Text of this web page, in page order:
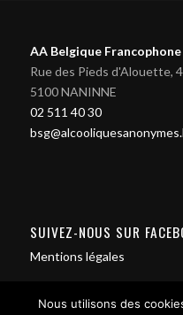
AA Belgique Francophone
Rue des Pieds d'Alouette,
5100 NANINNE
02 511 40 30
SUIVEZ-NOUS SUR
Mentions légales
Nous utilisons des